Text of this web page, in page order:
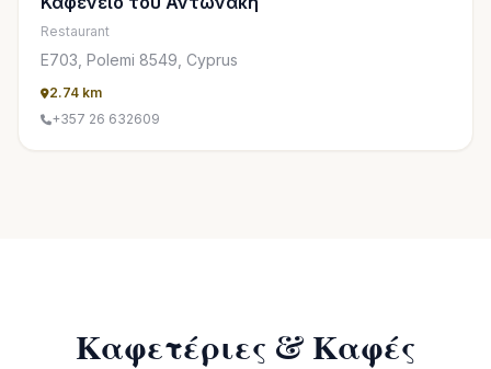
Restaurant
Ε703, Polemi 8549, Cyprus
2.74 km
+357 26 632609
Καφετέριες & Καφές